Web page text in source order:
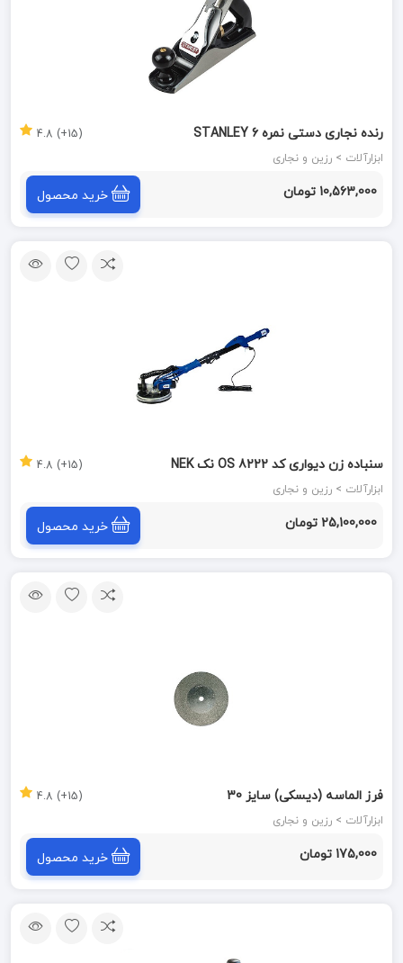
رنده نجاری دستی نمره 6 STANLEY
ابزارآلات > رزین و نجاری
(15+) 4.8
10,563,000 تومان خرید محصول
سنباده زن دیواری کد 8222 OS نک NEK
ابزارآلات > رزین و نجاری
(15+) 4.8
25,100,000 تومان خرید محصول
فرز الماسه (دیسکی) سایز 30
ابزارآلات > رزین و نجاری
(15+) 4.8
175,000 تومان خرید محصول